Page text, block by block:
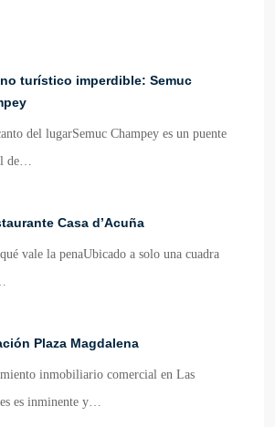
turístico imperdible: Semuc
del lugarSemuc Champey es un puente
de…
Casa d’Acuña
vale la penaUbicado a solo una cuadra
Plaza Magdalena
inmobiliario comercial en Las
es inminente y…